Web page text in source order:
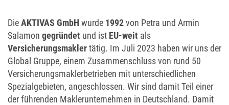
DieAKTIVAS GmbH wurde 1992von Petra und Armin
Salamon gegründet und ist EU-weit als
Versicherungsmaklertätig. Im Juli 2023 haben wir uns der
Global Gruppe, einem Zusammenschluss von rund 50
Versicherungsmaklerbetrieben mit unterschiedlichen
Spezialgebieten, angeschlossen. Wir sind damit Teil einer
der führenden Maklerunternehmen in Deutschland. Damit